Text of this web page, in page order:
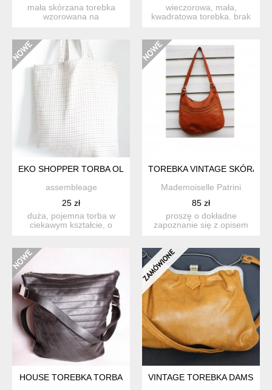
mała skórzana torebka
wzorowana na
wieczorowa, mała,
kwadratowa torebka. brak
EKO SHOPPER TORBA OLBRZYMKA ASSEMBLEAGE
assembleage
25 zł
duża, pojemna torba w
ciekawym kształcie, o
TOREBKA VINTAGE SKÓRA
Mademoiselle Patrini
85 zł
proszę o dokładne
zapoznanie się z opisem
HOUSE TOREBKA TORBA VINTAGE TOREBKA DAMSKA